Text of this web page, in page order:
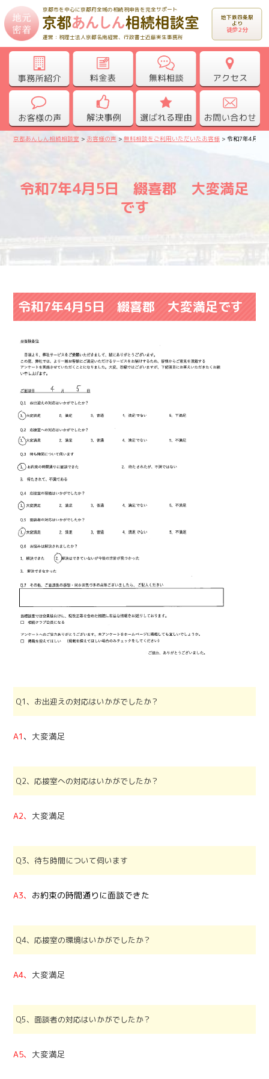
京都市を中心に京都府全域の相続税申告を完全サポート
運営：税理士法人京都名南経営、行政書士近藤実生事務所
地下鉄四条駅
より
徒歩2分
京都あんしん相続相談室 > お客様の声 >無料相談をご利用いただいたお客様 >令和7年4月5
令和7年4月5日 綴喜郡 大変満足
です
令和7年4月5日 綴喜郡 大変満足です
Q1、お出迎えの対応はいかがでしたか？
A1 、 大変満足
Q2、応接室への対応はいかがでしたか？
A2、 大変満足
Q3、待ち時間について伺います
A3、 お約束の時間通りに面談できた
Q4、応接室の環境はいかがでしたか？
A4、 大変満足
Q5、面談者の対応はいかがでしたか？
A5、 大変満足